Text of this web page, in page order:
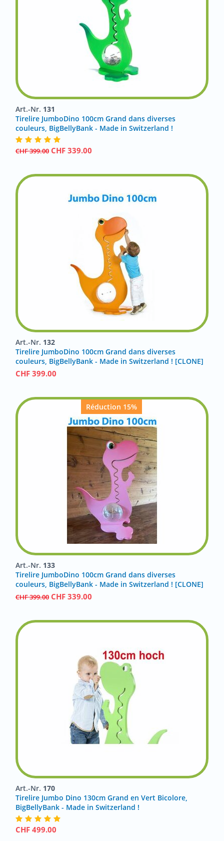
Art.-Nr. 131
Tirelire JumboDino 100cm Grand dans diverses
couleurs, BigBellyBank - Made in Switzerland !
CHF399.00 CHF 339.00
Art.-Nr. 132
Tirelire JumboDino 100cm Grand dans diverses
couleurs, BigBellyBank - Made in Switzerland ! [CLONE]
CHF 399.00
Réduction 15%
Art.-Nr. 133
Tirelire JumboDino 100cm Grand dans diverses
couleurs, BigBellyBank - Made in Switzerland ! [CLONE]
CHF399.00 CHF 339.00
Art.-Nr. 170
Tirelire Jumbo Dino 130cm Grand en Vert Bicolore,
BigBellyBank - Made in Switzerland !
CHF 499.00